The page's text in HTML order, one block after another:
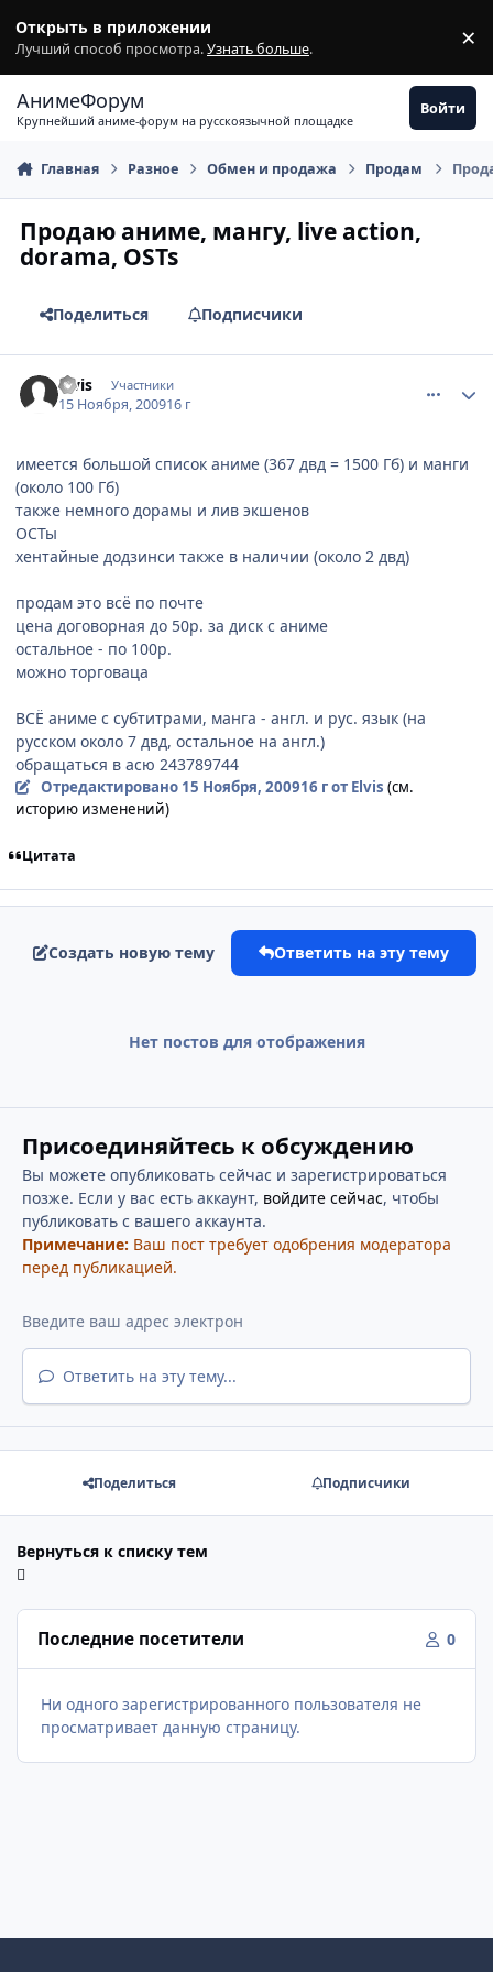
Открыть в приложении
Лучший способ просмотра.Узнать больше. ×
АнимеФорум
Крупнейший аниме-форум на русскоязычной площадке
Войти
Главная Разное Обмен и продажа Продам
Продаю аниме, мангу, live action,
dorama, OSTs
Поделиться Подписчики
Elvis Участники
15 Ноября, 200916 г
имеется большой список аниме (367 двд = 1500 Гб) и манги
(около 100 Гб)
также немного дорамы и лив экшенов
ОСТы
хентайные додзинси также в наличии (около 2 двд)
продам это всё по почте
цена договорная до 50р. за диск с аниме
остальное - по 100р.
можно торговаца
ВСЁ аниме с субтитрами, манга - англ. и рус. язык (на
русском около 7 двд, остальное на англ.)
обращаться в асю 243789744
Отредактировано 15 Ноября, 200916 гот Elvis (см.
историю изменений)
Цитата
Создать новую тему Ответить на эту тему
Нет постов для отображения
Присоединяйтесь к обсуждению
Вы можете опубликовать сейчас и зарегистрироваться
позже. Если у вас есть аккаунт, войдите сейчас, чтобы
публиковать с вашего аккаунта.
Примечание: Ваш пост требует одобрения модератора
перед публикацией.
Ответить на эту тему...
Поделиться Подписчики
Вернуться к списку тем
Последние посетители 0
Ни одного зарегистрированного пользователя не
просматривает данную страницу.